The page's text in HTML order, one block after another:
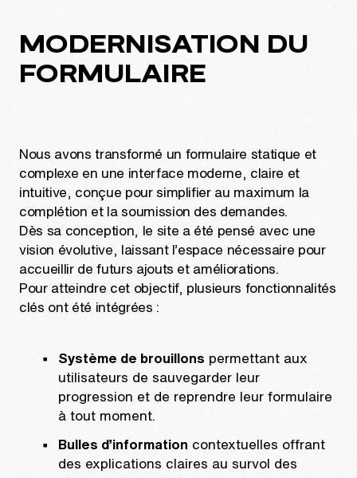
MODERNISATION DU
FORMULAIRE
Nous avons transformé un formulaire statique et
complexe en une interface moderne, claire et
intuitive, conçue pour simplifier au maximum la
complétion et la soumission des demandes.
Dès sa conception, le site a été pensé avec une
vision évolutive, laissant l’espace nécessaire pour
accueillir de futurs ajouts et améliorations.
Pour atteindre cet objectif, plusieurs fonctionnalités
clés ont été intégrées :
Système de brouillons permettant aux
utilisateurs de sauvegarder leur
progression et de reprendre leur formulaire
à tout moment.
Bulles d’information contextuelles offrant
des explications claires au survol des